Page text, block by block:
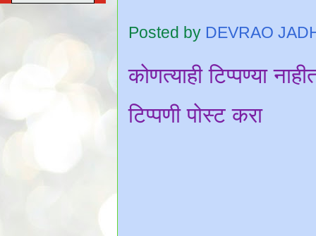
Posted by DEVRAO
कोणत्याही टिप्पण्‍या
टिप्पणी पोस्ट करा